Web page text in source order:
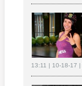
13:11 | 10-18-17 |